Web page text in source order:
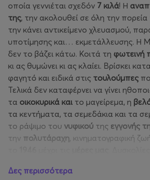
οποία γεννιέται σχεδόν 7 κιλά! Η
της, την ακολουθεί σε όλη την
την κάνει αντικείμενο χλευασμού,
υποτίμησης και… εκμετάλλευσης. Η
δεν το βάζει κάτω. Κοιτά τη φωτεινή
κι ας θυμώνει κι ας κλαίει. Βρίσκει
φαγητό και ειδικά στις τουλούμπες
Τελικά δεν καταφέρνει να γίνει
τα οικοκυρικά και το μαγείρεμα, η
τα κεντήματα, τα σεμεδάκια και τα
το ράψιμο του νυφικού της εγγονής
την πολυτάραχη, κινηματογραφική
και μια θυσία.
Δες περισσότερα